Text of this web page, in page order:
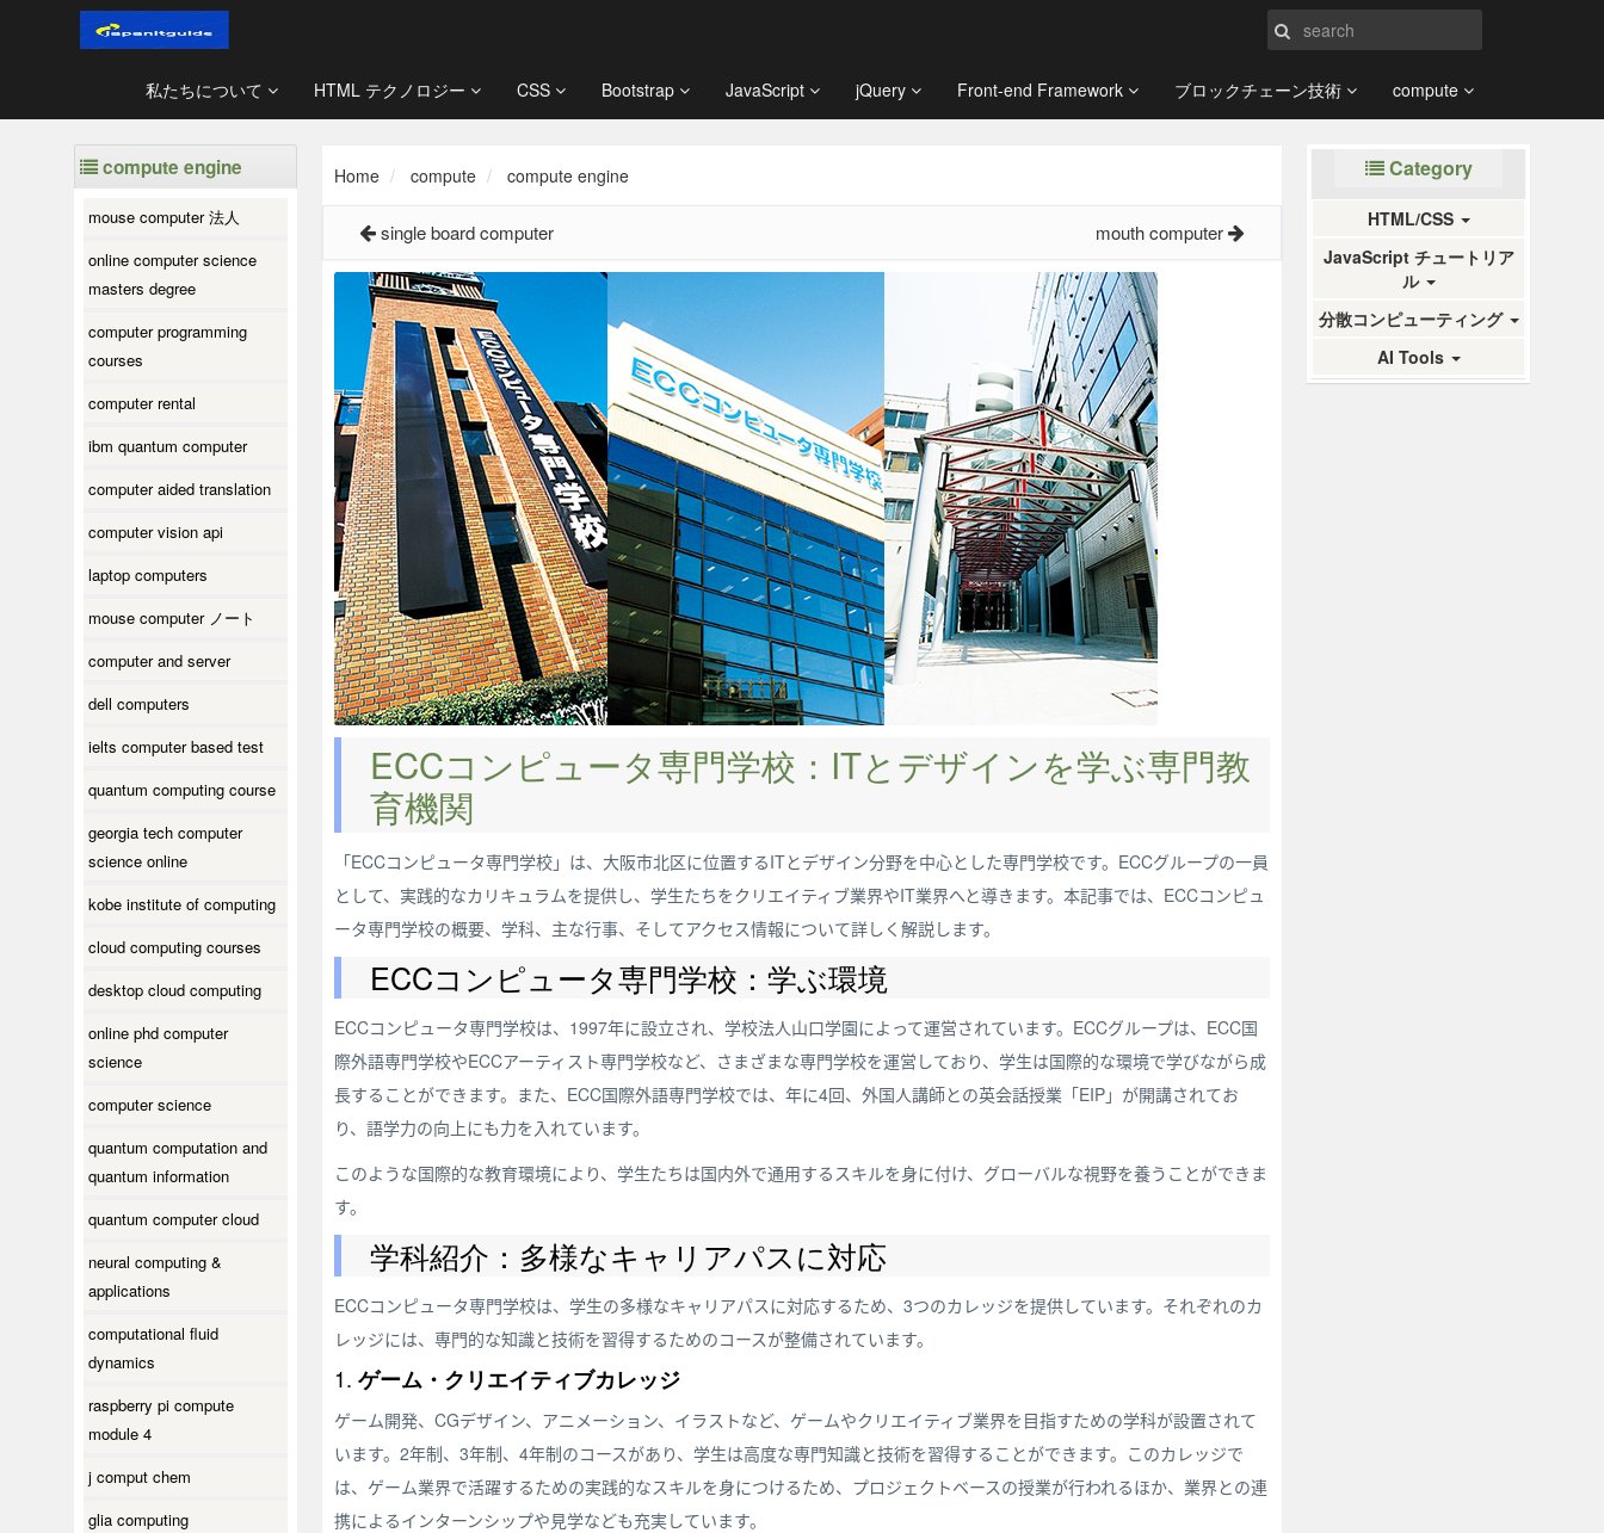
私たちについて HTML テクノロジー CSS Bootstrap JavaScript jQuery Front-end Framework ブロックチェーン技術 compute
compute engine
mouse computer 法人
online computer science
masters degree
computer programming
courses
computer rental
ibm quantum computer
computer aided translation
computer vision api
laptop computers
mouse computer ノート
computer and server
dell computers
ielts computer based test
quantum computing course
georgia tech computer
science online
kobe institute of computing
cloud computing courses
desktop cloud computing
online phd computer
science
computer science
quantum computation and
quantum information
quantum computer cloud
neural computing &
applications
computational fluid
dynamics
raspberry pi compute
module 4
j comput chem
glia computing
Home compute compute engine
single board computer mouth computer
ECCコンピュータ専門学校：ITとデザインを学ぶ専門教
育機関
「ECCコンピュータ専門学校」は、大阪市北区に位置するITとデザイン分野を中心とした専門学校です。ECCグループの一員
として、実践的なカリキュラムを提供し、学生たちをクリエイティブ業界やIT業界へと導きます。本記事では、ECCコンピュ
ータ専門学校の概要、学科、主な行事、そしてアクセス情報について詳しく解説します。
ECCコンピュータ専門学校：学ぶ環境
ECCコンピュータ専門学校は、1997年に設立され、学校法人山口学園によって運営されています。ECCグループは、ECC国
際外語専門学校やECCアーティスト専門学校など、さまざまな専門学校を運営しており、学生は国際的な環境で学びながら成
長することができます。また、ECC国際外語専門学校では、年に4回、外国人講師との英会話授業「EIP」が開講されてお
り、語学力の向上にも力を入れています。
このような国際的な教育環境により、学生たちは国内外で通用するスキルを身に付け、グローバルな視野を養うことができま
す。
学科紹介：多様なキャリアパスに対応
ECCコンピュータ専門学校は、学生の多様なキャリアパスに対応するため、3つのカレッジを提供しています。それぞれのカ
レッジには、専門的な知識と技術を習得するためのコースが整備されています。
1. ゲーム・クリエイティブカレッジ
ゲーム開発、CGデザイン、アニメーション、イラストなど、ゲームやクリエイティブ業界を目指すための学科が設置されて
います。2年制、3年制、4年制のコースがあり、学生は高度な専門知識と技術を習得することができます。このカレッジで
は、ゲーム業界で活躍するための実践的なスキルを身につけるため、プロジェクトベースの授業が行われるほか、業界との連
携によるインターンシップや見学なども充実しています。
Category
HTML/CSS
JavaScript チュートリア
ル
分散コンピューティング
AI Tools